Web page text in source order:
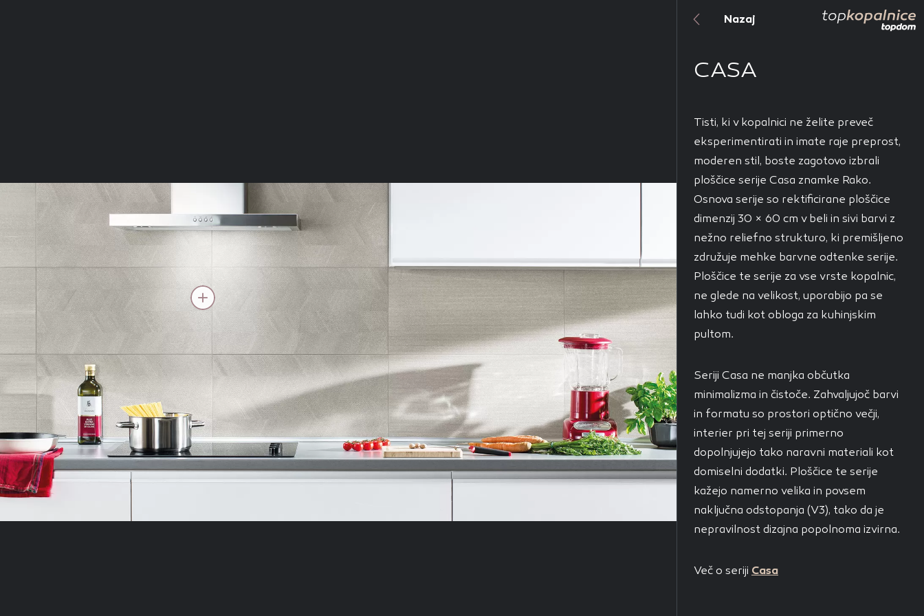
Dodajte ambient na seznam želja
Delite z ostalimi
Nazaj
CASA
Tisti, ki v kopalnici ne želite preveč
eksperimentirati in imate raje preprost,
moderen stil, boste zagotovo izbrali
ploščice serije Casa znamke Rako.
Osnova serije so rektificirane ploščice
dimenzij 30 × 60 cm v beli in sivi barvi z
nežno reliefno strukturo, ki premišljeno
združuje mehke barvne odtenke serije.
Ploščice te serije za vse vrste kopalnic,
ne glede na velikost, uporabijo pa se
lahko tudi kot obloga za kuhinjskim
pultom.
Seriji Casa ne manjka občutka
minimalizma in čistoče. Zahvaljujoč barvi
in ​​formatu so prostori optično večji,
interier pri tej seriji primerno
dopolnjujejo tako naravni materiali kot
domiselni dodatki. Ploščice te serije
kažejo namerno velika in povsem
naključna odstopanja (V3), tako da je
nepravilnost dizajna popolnoma izvirna.
Več o seriji Casa
nastavitev zasebnosti, prijava ali izpolnjevanje obrazcev. Na voljo imate nastavitev, da brskalnik
blokira te piškotke ali vas opozori na njih. V tem primeru nekateri deli spletnega mesta ne bodo
delovali.
Vedno aktivni
Piškotki za učinkovitost delovanja
S temi piškotki štejemo obiske in izvor prometa, da lahko merimo in izboljšamo učinkovitost
delovanja našega spletnega mesta. Z njimi prepoznamo, katera mesta so najbolj in najmanj
priljubljena, in opazujemo, kako se obiskovalci pomikajo po spletnem mestu. Podatki, ki jih piškotki
zbirajo, so združeni in anonimni. Če uporabo teh piškotkov zavrnete, ne bomo vedeli, kdaj ste
obiskali naše spletno mesto.
Piškotki za marketing
Te piškotke nastavijo naši oglaševalski partnerji. Partnerska oglaševalska podjetja jih lahko
uporabljajo za izdelavo profila vaših interesov, ki ga nato uporabijo za prikazovanje ustreznih oglasov
na drugih spletnih mestih. Pri delu uporabljajo edinstveno prepoznavanje vašega brskalnika in
naprave. Če zavrnete uporabo teh piškotkov, ne boste deležni našega ciljnega spletnega
oglaševanja.